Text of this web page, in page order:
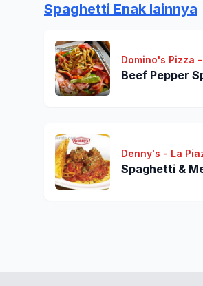
Spaghetti Enak lainnya
Domino's Pizza
Beef Pepper
Denny's - La
Spaghetti &